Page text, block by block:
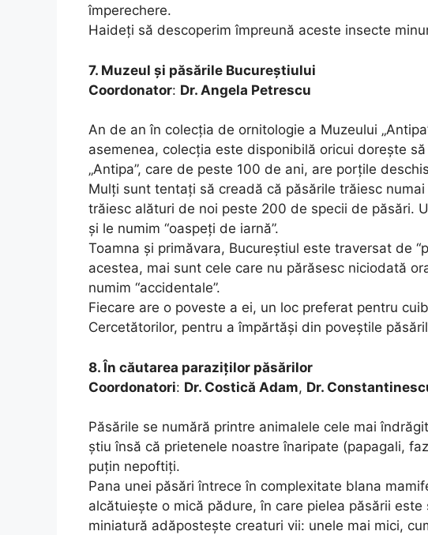
împerechere.
Haideți să descoperim împreună aceste insecte
7. Muzeul și păsările Bucureștiului
Coordonator: Dr. Angela Petrescu
An de an în colecţia de ornitologie a Muzeului
asemenea, colecția este disponibilă oricui doreşte
„Antipa”, care de peste 100 de ani, are porţile
Mulţi sunt tentaţi să creadă că păsările trăiesc
trăiesc alături de noi peste 200 de specii de păsări.
şi le numim “oaspeţi de iarnă”.
Toamna şi primăvara, Bucureştiul este traversat de
acestea, mai sunt cele care nu părăsesc niciodată
numim “accidentale”.
Fiecare are o poveste a ei, un loc preferat pentru
Cercetătorilor, pentru a împărtăşi din poveştile
8. În căutarea paraziților păsărilor
Coordonatori: Dr. Costică Adam, Dr.
Păsările se numără printre animalele cele mai
știu însă că prietenele noastre înaripate (papagali,
puțin nepoftiți.
Pana unei păsări întrece în complexitate blana
alcătuiește o mică pădure, în care pielea păsării
miniatură adăpostește creaturi vii: unele mai mici,